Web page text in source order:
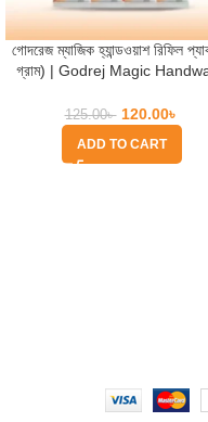
গোদরেজ ম্যাজিক হ্যান্ডওয়াশ রিফিল
গ্রাম) | Godrej Magic
125.00৳ 120.00৳
ADD TO CART
আর্থ বিউটি অ্যান্ড ইউ